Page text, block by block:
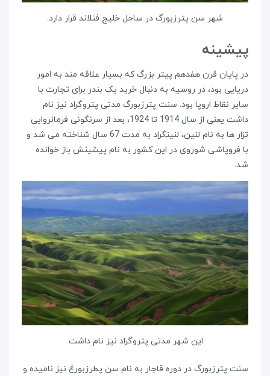
شهر سن پترزبورگ در ساحل خلیج فنلاند قرار دارد.
پیشینه
در پایان قرن هفدهم پیتر بزرگ که بسیار علاقه مند به امور
دریایی بود، در روسیه به دنبال خرید یک بندر برای تجارت با
سایر نقاط اروپا بود. سنت پترزبورگ مدتی پتروگراد نیز نام
داشت یعنی از سال 1914 تا 1924، بعد از سرنگونی فرمانروایی
تزار ها به نام لنین، لنینگراد به مدت 67 سال شناخته می شد و
با فروپاشی شوروی در این کشور به نام پیشینش باز خوانده
شد.
این شهر مدتی پتروگراد نیز نام داشت.
سنت پترزبورگ در دوره قاجار به نام سن پطرزبورغ نیز نامیده و